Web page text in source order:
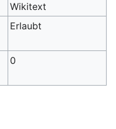
Wikitext
Erlaubt
0